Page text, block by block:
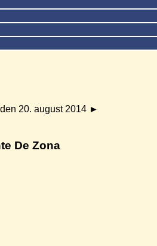
20. august 2014 ►
De Zona